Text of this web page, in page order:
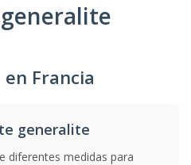
Francia
generalite
diferentes medidas para